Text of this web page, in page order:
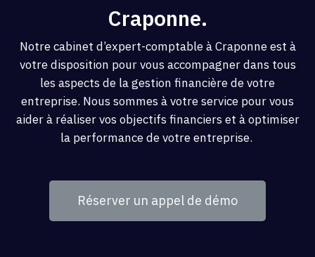
Craponne.
Notre cabinet d’expert-comptable à Craponne est à
votre disposition pour vous accompagner dans tous
les aspects de la gestion financière de votre
entreprise. Nous sommes à votre service pour vous
aider à réaliser vos objectifs financiers et à optimiser
la performance de votre entreprise.
Réserver un appel de démo